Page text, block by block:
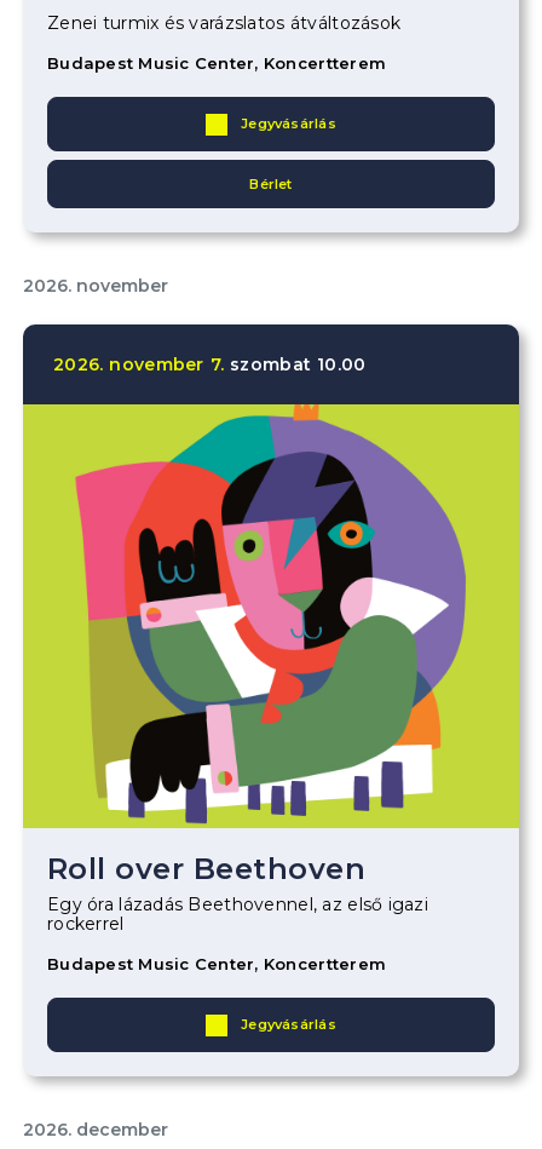
Zenei turmix és varázslatos átváltozások
Budapest Music Center, Koncertterem
Jegyvásárlás
Bérlet
2026. november
2026. november 7. szombat 10.00
Roll over Beethoven
Egy óra lázadás Beethovennel, az első igazi
rockerrel
Budapest Music Center, Koncertterem
Jegyvásárlás
2026. december